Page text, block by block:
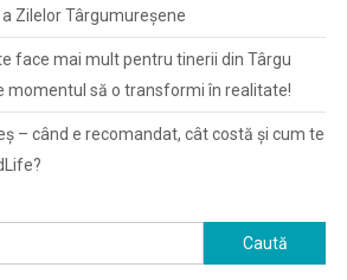
Zilelor Târgumureșene
face mai mult pentru tinerii din Târgu
momentul să o transformi în realitate!
– când e recomandat, cât costă și cum te
Caută
după: